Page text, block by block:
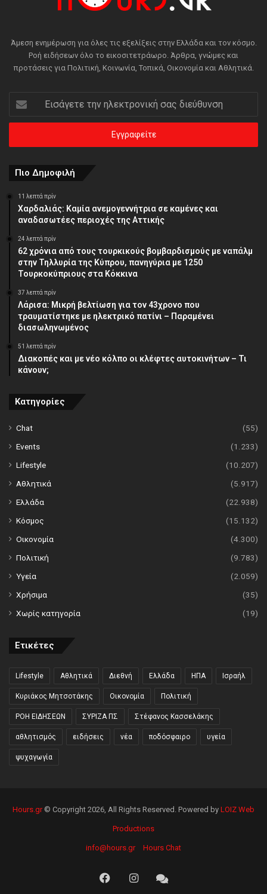
Άμεση ενημέρωση για όλες τις εξελίξεις στην Ελλάδα και τον κόσμο.
Ροή ειδήσεων όλο το εικοσιτετράωρο. Άρθρα, γνώμες και
προτάσεις για Πολιτική, Κοινωνία, Τοπικά, Οικονομία και Αθλητικά.
Εισάγετε
την
ηλεκτρονική
διεύθυνση
Πιο Δημοφιλή
11 λεπτά πρίν
Χαρδαλιάς: Καμία ανεμογεννήτρια σε καμένες και
αναδασωτέες περιοχές της Αττικής
24 λεπτά πρίν
62 χρόνια από τους τουρκικούς βομβαρδισμούς με ναπάλμ
στην Τηλλυρία της Κύπρου, πανηγύρια με 1250
Τουρκοκύπριους στα Κόκκινα
37 λεπτά πρίν
Λάρισα: Μικρή βελτίωση για τον 43χρονο που
τραυματίστηκε με ηλεκτρικό πατίνι – Παραμένει
διασωληνωμένος
51 λεπτά πρίν
Διακοπές και με νέο κόλπο οι κλέφτες αυτοκινήτων – Τι
κάνουν;
Κατηγορίες
Chat
(55)
Events
(1.233)
Lifestyle
(10.207)
Αθλητικά
(5.917)
Ελλάδα
(22.938)
Κόσμος
(15.132)
Οικονομία
(4.300)
Πολιτική
(9.783)
Υγεία
(2.059)
Χρήσιμα
(35)
Χωρίς κατηγορία
(19)
Ετικέτες
Lifestyle Αθλητικά Διεθνή Ελλάδα ΗΠΑ Ισραήλ
Κυριάκος Μητσοτάκης Οικονομία Πολιτική
ΡΟΗ ΕΙΔΗΣΕΩΝ ΣΥΡΙΖΑ ΠΣ Στέφανος Κασσελάκης
αθλητισμός ειδήσεις νέα ποδόσφαιρο υγεία
ψυχαγωγία
Hours.gr© Copyright 2026, All Rights Reserved. Powered by LOIZ Web
Productions
info@hours.gr Hours Chat
FacebookInstagramHours